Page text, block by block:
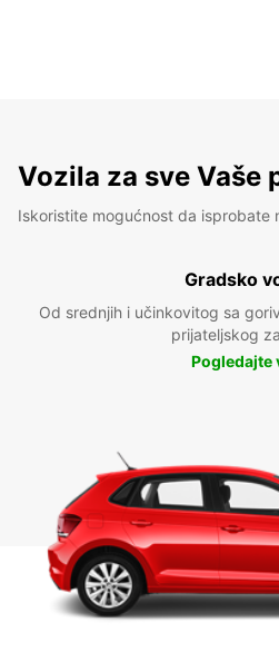
Vozila za sve Vaše
Iskoristite mogućnost da isprobate
Gradsko
Od srednjih i učinkovitog sa
prijateljskog
Pogledajte